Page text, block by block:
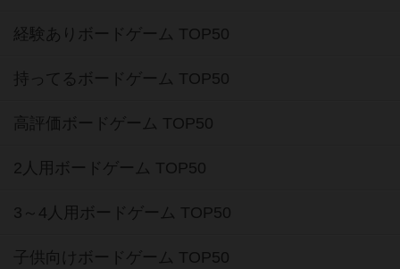
経験ありボードゲーム TOP50
持ってるボードゲーム TOP50
高評価ボードゲーム TOP50
2人用ボードゲーム TOP50
3～4人用ボードゲーム TOP50
子供向けボードゲーム TOP50